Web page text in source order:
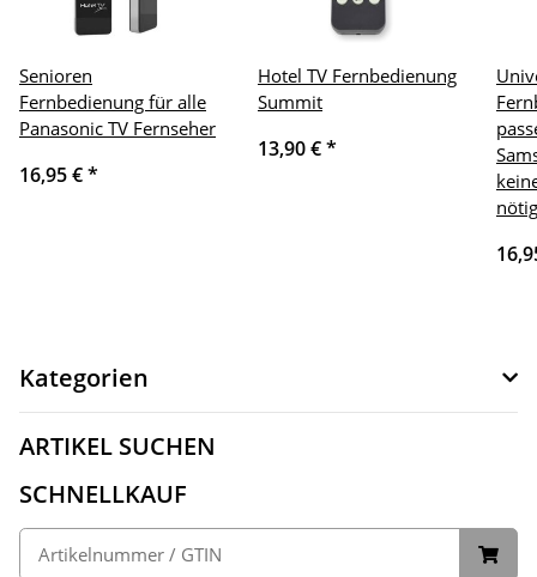
Senioren
Fernbedienung für alle
Panasonic TV Fernseher
16,95 €*
Hotel TV Fernbedienung
Summit
13,90 €*
nötig
Kategorien
ARTIKEL SUCHEN
SCHNELLKAUF